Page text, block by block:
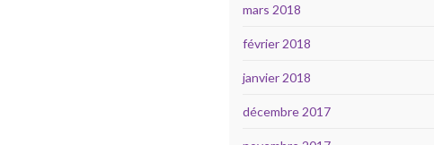
mars 2018
février 2018
janvier 2018
décembre 2017